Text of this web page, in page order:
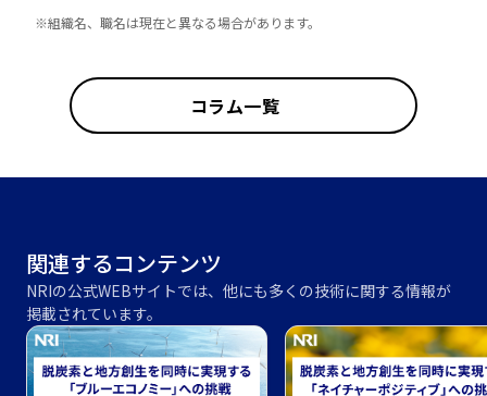
※組織名、職名は現在と異なる場合があります。
コラム一覧
関連するコンテンツ
NRIの公式WEBサイトでは、他にも多くの技術に関する情報が
掲載されています。